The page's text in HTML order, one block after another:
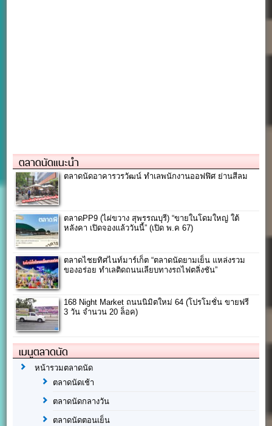
ตลาดนัดแนะนำ
ตลาดนัดอาคารวรวัฒน์ ทำเลพนักงานออฟฟิศ ย่านสีลม
ตลาดPP9 (ไผ่ขวาง สุพรรณบุรี) “ขายในโดมใหญ่ ใต้
หลังคา เปิดจองแล้ววันนี้” (เปิด พ.ค 67)
ตลาดไชยทิศไนท์มาร์เก็ต “ตลาดนัดยามเย็น แหล่งรวม
ของอร่อย ทำเลติดถนนเลียบทางรถไฟตลิ่งชัน”
168 Night Market ถนนนิมิตใหม่ 64 (โปรโมชั่น ขายฟรี
3 วัน จำนวน 20 ล็อค)
เมนูตลาดนัด
หน้ารวมตลาดนัด
ตลาดนัดเช้า
ตลาดนัดกลางวัน
ตลาดนัดตอนเย็น